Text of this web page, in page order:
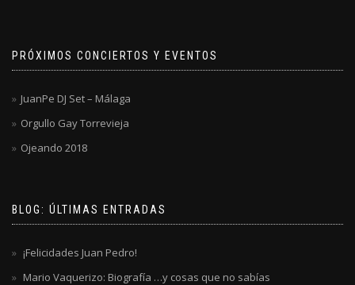
PRÓXIMOS CONCIERTOS Y EVENTOS
JuanPe DJ Set – Málaga
Orgullo Gay Torrevieja
Ojeando 2018
BLOG: ÚLTIMAS ENTRADAS
¡Felicidades Juan Pedro!
Mario Vaquerizo: Biografía …y cosas que no sabías